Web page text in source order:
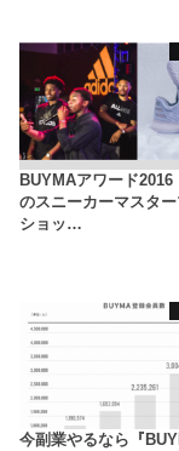
BUYMAアワード
のスニーカーマスタ
ショッ…
今副業やるなら『